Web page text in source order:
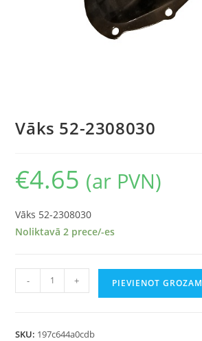
Vāks 52-2308030
€4.65 (ar PVN)
Vāks 52-2308030
Noliktavā 2 prece/-es
- + PIEVIENOT GROZAM
SKU: 197c644a0cdb